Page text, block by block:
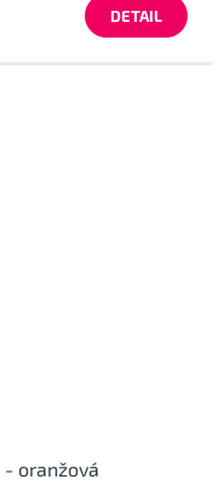
DETAIL
- oranžová